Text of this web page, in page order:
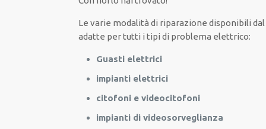
Levarie modalità di riparazione disponibili
adatte pertutti i tipi di problema elettrico:
Guasti elettrici
impianti elettrici
citofoni e videocitofoni
impianti di videosorveglianza